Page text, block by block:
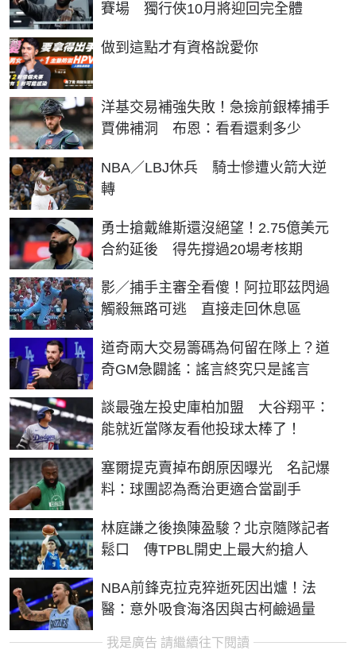
賽場 獨行俠10月將迎回完全體
做到這點才有資格說愛你
PR
洋基交易補強失敗！急撿前銀棒捕手
賈佛補洞 布恩：看看還剩多少
NBA／LBJ休兵 騎士慘遭火箭大逆
轉
勇士搶戴維斯還沒絕望！2.75億美元
合約延後 得先撐過20場考核期
影／捕手主審全看傻！阿拉耶茲閃過
觸殺無路可逃 直接走回休息區
道奇兩大交易籌碼為何留在隊上？道
奇GM急闢謠：謠言終究只是謠言
談最強左投史庫柏加盟 大谷翔平：
能就近當隊友看他投球太棒了！
塞爾提克賣掉布朗原因曝光 名記爆
料：球團認為喬治更適合當副手
林庭謙之後換陳盈駿？北京隨隊記者
鬆口 傳TPBL開史上最大約搶人
NBA前鋒克拉克猝逝死因出爐！法
醫：意外吸食海洛因與古柯鹼過量
我是廣告 請繼續往下閱讀